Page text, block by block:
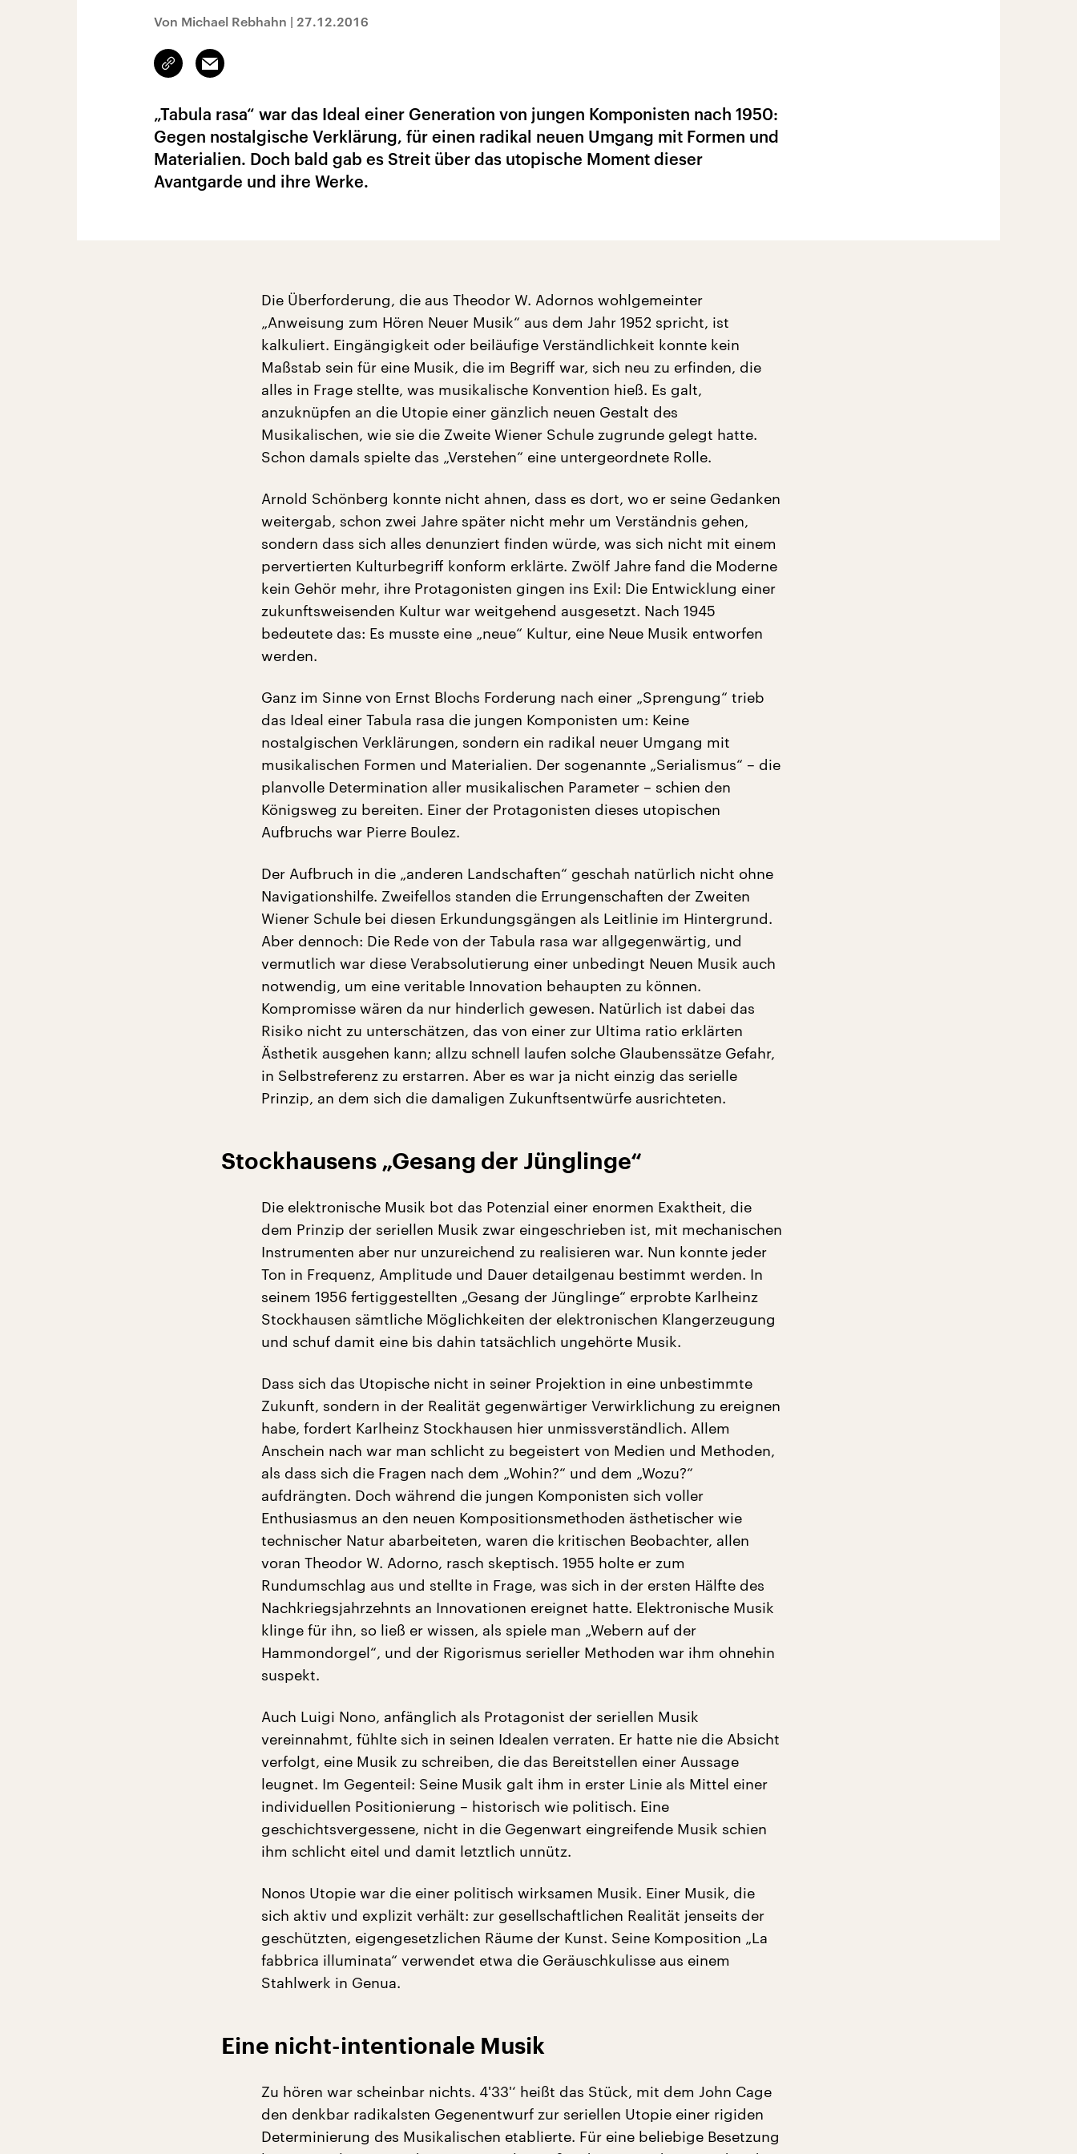
Von Michael Rebhahn | 27.12.2016
Link
kopieren/teilen
Email
„Tabula rasa“ war das Ideal einer Generation von jungen Komponisten nach 1950:
Gegen nostalgische Verklärung, für einen radikal neuen Umgang mit Formen und
Materialien. Doch bald gab es Streit über das utopische Moment dieser
Avantgarde und ihre Werke.
Die Überforderung, die aus Theodor W. Adornos wohlgemeinter
„Anweisung zum Hören Neuer Musik“ aus dem Jahr 1952 spricht, ist
kalkuliert. Eingängigkeit oder beiläufige Verständlichkeit konnte kein
Maßstab sein für eine Musik, die im Begriff war, sich neu zu erfinden, die
alles in Frage stellte, was musikalische Konvention hieß. Es galt,
anzuknüpfen an die Utopie einer gänzlich neuen Gestalt des
Musikalischen, wie sie die Zweite Wiener Schule zugrunde gelegt hatte.
Schon damals spielte das „Verstehen“ eine untergeordnete Rolle.
Arnold Schönberg konnte nicht ahnen, dass es dort, wo er seine Gedanken
weitergab, schon zwei Jahre später nicht mehr um Verständnis gehen,
sondern dass sich alles denunziert finden würde, was sich nicht mit einem
pervertierten Kulturbegriff konform erklärte. Zwölf Jahre fand die Moderne
kein Gehör mehr, ihre Protagonisten gingen ins Exil: Die Entwicklung einer
zukunftsweisenden Kultur war weitgehend ausgesetzt. Nach 1945
bedeutete das: Es musste eine „neue“ Kultur, eine Neue Musik entworfen
werden.
Ganz im Sinne von Ernst Blochs Forderung nach einer „Sprengung“ trieb
das Ideal einer Tabula rasa die jungen Komponisten um: Keine
nostalgischen Verklärungen, sondern ein radikal neuer Umgang mit
musikalischen Formen und Materialien. Der sogenannte „Serialismus“ – die
planvolle Determination aller musikalischen Parameter – schien den
Königsweg zu bereiten. Einer der Protagonisten dieses utopischen
Aufbruchs war Pierre Boulez.
Der Aufbruch in die „anderen Landschaften“ geschah natürlich nicht ohne
Navigationshilfe. Zweifellos standen die Errungenschaften der Zweiten
Wiener Schule bei diesen Erkundungsgängen als Leitlinie im Hintergrund.
Aber dennoch: Die Rede von der Tabula rasa war allgegenwärtig, und
vermutlich war diese Verabsolutierung einer unbedingt Neuen Musik auch
notwendig, um eine veritable Innovation behaupten zu können.
Kompromisse wären da nur hinderlich gewesen. Natürlich ist dabei das
Risiko nicht zu unterschätzen, das von einer zur Ultima ratio erklärten
Ästhetik ausgehen kann; allzu schnell laufen solche Glaubenssätze Gefahr,
in Selbstreferenz zu erstarren. Aber es war ja nicht einzig das serielle
Prinzip, an dem sich die damaligen Zukunftsentwürfe ausrichteten.
Stockhausens „Gesang der Jünglinge“
Die elektronische Musik bot das Potenzial einer enormen Exaktheit, die
dem Prinzip der seriellen Musik zwar eingeschrieben ist, mit mechanischen
Instrumenten aber nur unzureichend zu realisieren war. Nun konnte jeder
Ton in Frequenz, Amplitude und Dauer detailgenau bestimmt werden. In
seinem 1956 fertiggestellten „Gesang der Jünglinge“ erprobte Karlheinz
Stockhausen sämtliche Möglichkeiten der elektronischen Klangerzeugung
und schuf damit eine bis dahin tatsächlich ungehörte Musik.
Dass sich das Utopische nicht in seiner Projektion in eine unbestimmte
Zukunft, sondern in der Realität gegenwärtiger Verwirklichung zu ereignen
habe, fordert Karlheinz Stockhausen hier unmissverständlich. Allem
Anschein nach war man schlicht zu begeistert von Medien und Methoden,
als dass sich die Fragen nach dem „Wohin?“ und dem „Wozu?“
aufdrängten. Doch während die jungen Komponisten sich voller
Enthusiasmus an den neuen Kompositionsmethoden ästhetischer wie
technischer Natur abarbeiteten, waren die kritischen Beobachter, allen
voran Theodor W. Adorno, rasch skeptisch. 1955 holte er zum
Rundumschlag aus und stellte in Frage, was sich in der ersten Hälfte des
Nachkriegsjahrzehnts an Innovationen ereignet hatte. Elektronische Musik
klinge für ihn, so ließ er wissen, als spiele man „Webern auf der
Hammondorgel“, und der Rigorismus serieller Methoden war ihm ohnehin
suspekt.
Auch Luigi Nono, anfänglich als Protagonist der seriellen Musik
vereinnahmt, fühlte sich in seinen Idealen verraten. Er hatte nie die Absicht
verfolgt, eine Musik zu schreiben, die das Bereitstellen einer Aussage
leugnet. Im Gegenteil: Seine Musik galt ihm in erster Linie als Mittel einer
individuellen Positionierung – historisch wie politisch. Eine
geschichtsvergessene, nicht in die Gegenwart eingreifende Musik schien
ihm schlicht eitel und damit letztlich unnütz.
Nonos Utopie war die einer politisch wirksamen Musik. Einer Musik, die
sich aktiv und explizit verhält: zur gesellschaftlichen Realität jenseits der
geschützten, eigengesetzlichen Räume der Kunst. Seine Komposition „La
fabbrica illuminata“ verwendet etwa die Geräuschkulisse aus einem
Stahlwerk in Genua.
Eine nicht-intentionale Musik
Zu hören war scheinbar nichts. 4'33'‘ heißt das Stück, mit dem John Cage
den denkbar radikalsten Gegenentwurf zur seriellen Utopie einer rigiden
Determinierung des Musikalischen etablierte. Für eine beliebige Besetzung